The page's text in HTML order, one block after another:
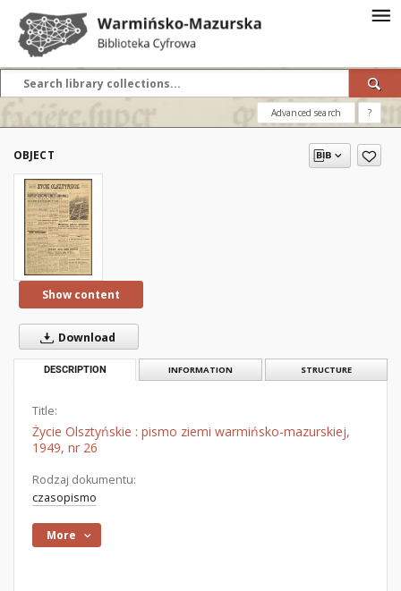
Advanced search ?
OBJECT
Show content
Download
DESCRIPTION INFORMATION STRUCTURE
Title:
Życie Olsztyńskie : pismo ziemi warmińsko-mazurskiej,
1949, nr 26
Rodzaj dokumentu:
czasopismo
More